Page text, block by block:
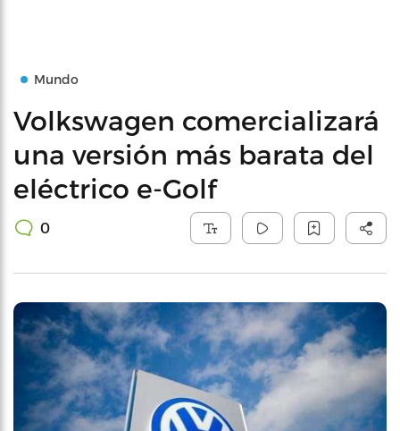
Mundo
Volkswagen comercializará
una versión más barata del
eléctrico e-Golf
0